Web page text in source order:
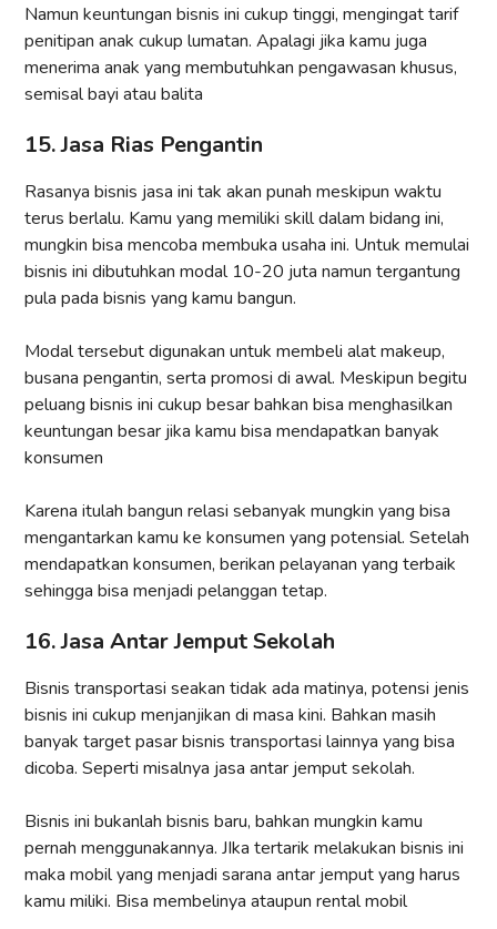
Namun keuntungan bisnis ini cukup tinggi, mengingat tarif
penitipan anak cukup lumatan. Apalagi jika kamu juga
menerima anak yang membutuhkan pengawasan khusus,
semisal bayi atau balita
15. Jasa Rias Pengantin
Rasanya bisnis jasa ini tak akan punah meskipun waktu
terus berlalu. Kamu yang memiliki skill dalam bidang ini,
mungkin bisa mencoba membuka usaha ini. Untuk memulai
bisnis ini dibutuhkan modal 10-20 juta namun tergantung
pula pada bisnis yang kamu bangun.
Modal tersebut digunakan untuk membeli alat makeup,
busana pengantin, serta promosi di awal. Meskipun begitu
peluang bisnis ini cukup besar bahkan bisa menghasilkan
keuntungan besar jika kamu bisa mendapatkan banyak
konsumen
Karena itulah bangun relasi sebanyak mungkin yang bisa
mengantarkan kamu ke konsumen yang potensial. Setelah
mendapatkan konsumen, berikan pelayanan yang terbaik
sehingga bisa menjadi pelanggan tetap.
16. Jasa Antar Jemput Sekolah
Bisnis transportasi seakan tidak ada matinya, potensi jenis
bisnis ini cukup menjanjikan di masa kini. Bahkan masih
banyak target pasar bisnis transportasi lainnya yang bisa
dicoba. Seperti misalnya jasa antar jemput sekolah.
Bisnis ini bukanlah bisnis baru, bahkan mungkin kamu
pernah menggunakannya. JIka tertarik melakukan bisnis ini
maka mobil yang menjadi sarana antar jemput yang harus
kamu miliki. Bisa membelinya ataupun rental mobil